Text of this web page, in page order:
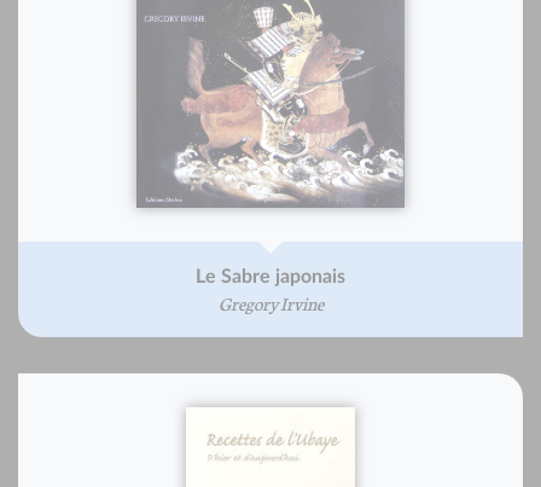
Le Sabre japonais
Gregory Irvine